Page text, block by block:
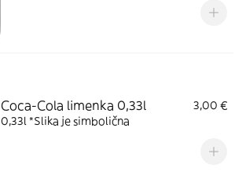
Coca-Cola limenka 0,33l
3,00 €
0,33l *Slika je simbolična